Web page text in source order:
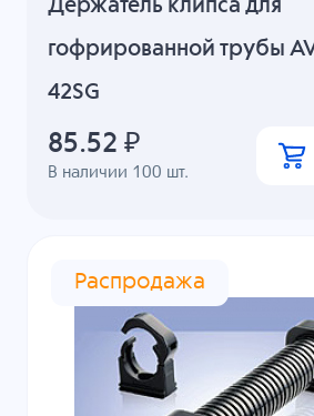
Держатель клипса для
гофрированной трубы
42SG
В наличии 100 шт.
85.52 ₽
Распродажа